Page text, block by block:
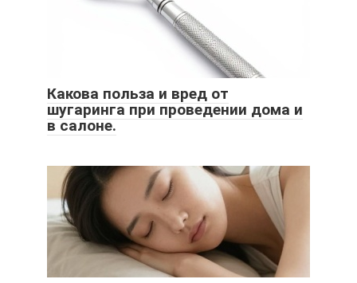
Какова польза и вред от
шугаринга при проведении дома и
в салоне.